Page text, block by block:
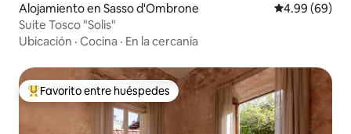
Alojamiento en Sasso d'Ombrone Calificación
4.99 (69)
Suite Tosco "Solis"
Ubicación · Cocina · En la cercanía
Favorito entre huéspedes preferido
Favorito entre huéspedes